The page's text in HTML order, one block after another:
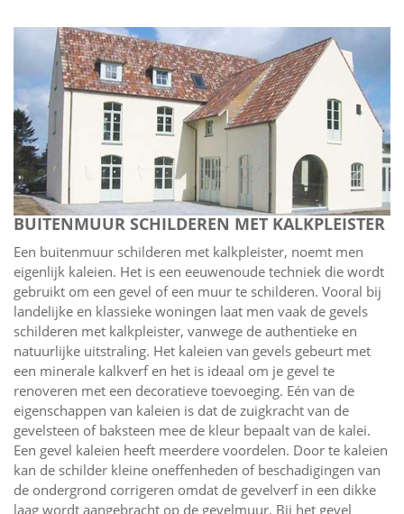
BUITENMUUR SCHILDEREN MET KALKPLEISTER
Een buitenmuur schilderen met kalkpleister, noemt men
eigenlijk kaleien. Het is een eeuwenoude techniek die wordt
gebruikt om een gevel of een muur te schilderen. Vooral bij
landelijke en klassieke woningen laat men vaak de gevels
schilderen met kalkpleister, vanwege de authentieke en
natuurlijke uitstraling. Het kaleien van gevels gebeurt met
een minerale kalkverf en het is ideaal om je gevel te
renoveren met een decoratieve toevoeging. Eén van de
eigenschappen van kaleien is dat de zuigkracht van de
gevelsteen of baksteen mee de kleur bepaalt van de kalei.
Een gevel kaleien heeft meerdere voordelen. Door te kaleien
kan de schilder kleine oneffenheden of beschadigingen van
de ondergrond corrigeren omdat de gevelverf in een dikke
laag wordt aangebracht op de gevelmuur. Bij het gevel